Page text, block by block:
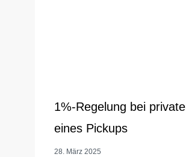
1%-Regelung bei
eines Pickups
28. März 2025